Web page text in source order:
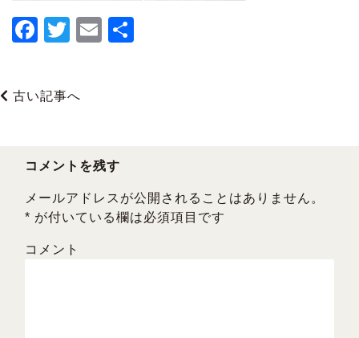
F
e
o
k
T
er
E
古い記事へ
コメントを残す
メールアドレスが公開されることはありません。
* が付いている欄は必須項目です
コメント